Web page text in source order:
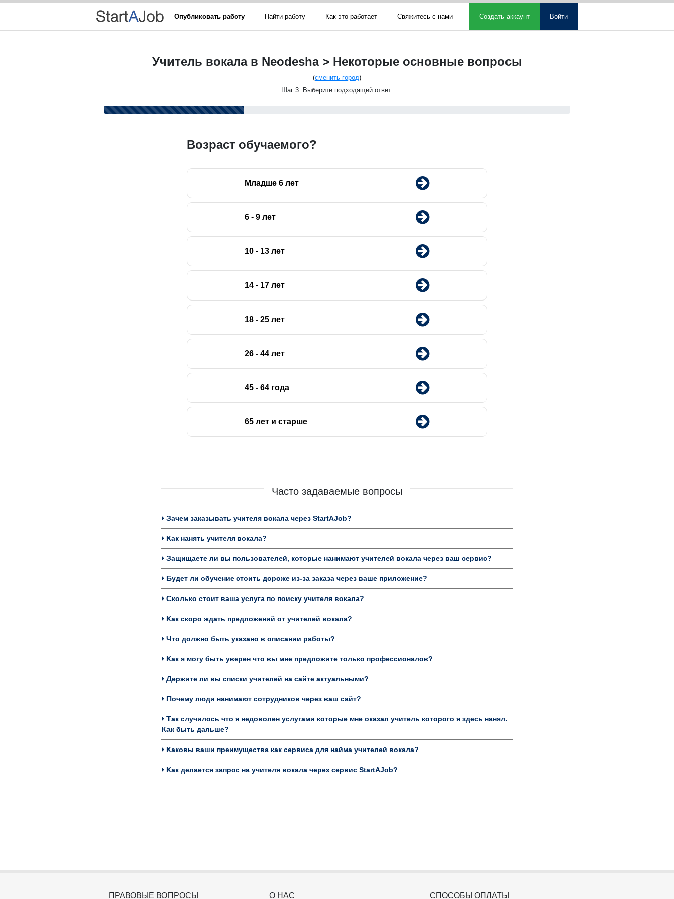
Опубликовать работу Найти работу Как это работает Свяжитесь с нами Создать аккаунт Войти
Учитель вокала в Neodesha > Некоторые основные вопросы
(сменить город)
Шаг 3: Выберите подходящий ответ.
Возраст обучаемого?
Младше 6 лет
6 - 9 лет
10 - 13 лет
14 - 17 лет
18 - 25 лет
26 - 44 лет
45 - 64 года
65 лет и старше
Часто задаваемые вопросы
Зачем заказывать учителя вокала через StartAJob?
Как нанять учителя вокала?
Защищаете ли вы пользователей, которые нанимают учителей вокала через ваш сервис?
Будет ли обучение стоить дороже из-за заказа через ваше приложение?
Сколько стоит ваша услуга по поиску учителя вокала?
Как скоро ждать предложений от учителей вокала?
Что должно быть указано в описании работы?
Как я могу быть уверен что вы мне предложите только профессионалов?
Держите ли вы списки учителей на сайте актуальными?
Почему люди нанимают сотрудников через ваш сайт?
Так случилось что я недоволен услугами которые мне оказал учитель которого я здесь нанял.
Как быть дальше?
Каковы ваши преимущества как сервиса для найма учителей вокала?
Как делается запрос на учителя вокала через сервис StartAJob?
ПРАВОВЫЕ ВОПРОСЫ О НАС СПОСОБЫ ОПЛАТЫ